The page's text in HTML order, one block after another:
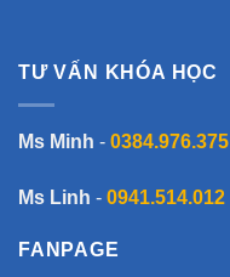
TƯ VẤN KHÓA HỌC
Ms Minh - 0384.976.375
Ms Linh - 0941.514.012
FANPAGE